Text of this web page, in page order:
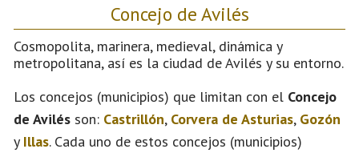
Concejo de Avilés
Cosmopolita, marinera, medieval, dinámica y
metropolitana, así es la ciudad de Avilés y su entorno.
Los concejos (municipios) que limitan con el Concejo
de Avilés son: Castrillón, Corvera de Asturias, Gozón
y Illas. Cada uno de estos concejos (municipios)